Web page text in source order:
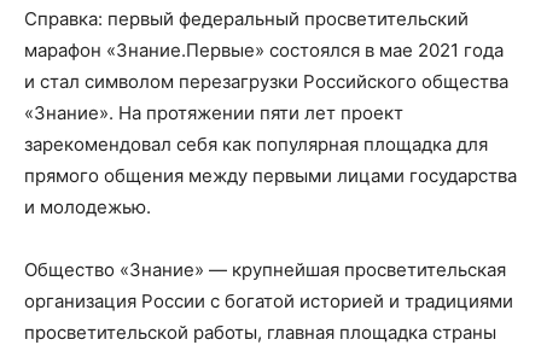
Справка: первый федеральный просветительский
марафон «Знание.Первые» состоялся в мае 2021 года
и стал символом перезагрузки Российского общества
«Знание». На протяжении пяти лет проект
зарекомендовал себя как популярная площадка для
прямого общения между первыми лицами государства
и молодежью.
Общество «Знание» — крупнейшая просветительская
организация России с богатой историей и традициями
просветительской работы, главная площадка страны